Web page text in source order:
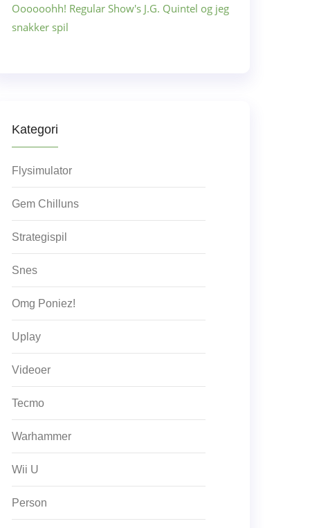
Oooooohh! Regular Show's J.G. Quintel og jeg
snakker spil
Kategori
Flysimulator
Gem Chilluns
Strategispil
Snes
Omg Poniez!
Uplay
Videoer
Tecmo
Warhammer
Wii U
Person